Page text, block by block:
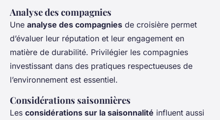
Analyse des compagnies
Une analyse des compagnies de croisière permet
d’évaluer leur réputation et leur engagement en
matière de durabilité. Privilégier les compagnies
investissant dans des pratiques respectueuses de
l’environnement est essentiel.
Considérations saisonnières
Les considérations sur la saisonnalité influent aussi